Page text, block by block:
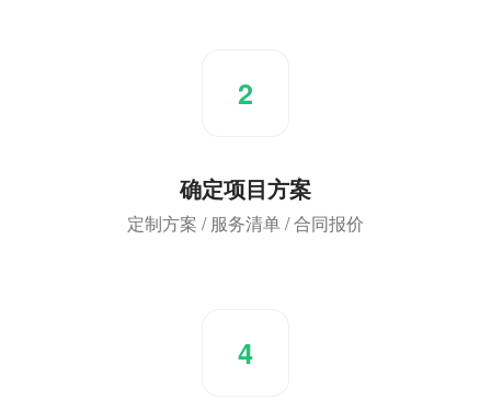
2
确定项目方案
定制方案 / 服务清单 / 合同报价
4